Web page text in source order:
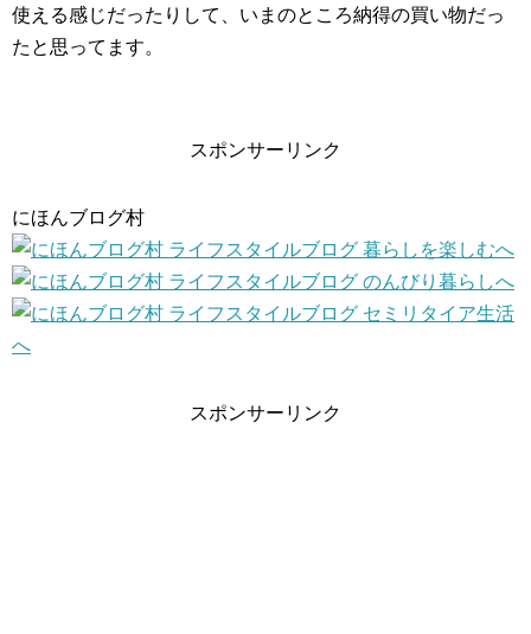
使える感じだったりして、いまのところ納得の買い物だっ
たと思ってます。
スポンサーリンク
にほんブログ村
スポンサーリンク